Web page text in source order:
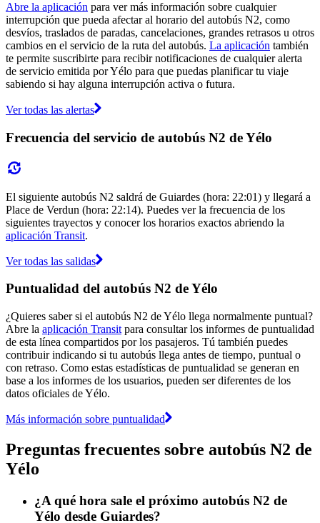
Abre la aplicación para ver más información sobre cualquier
interrupción que pueda afectar al horario del autobús N2, como
desvíos, traslados de paradas, cancelaciones, grandes retrasos u otros
cambios en el servicio de la ruta del autobús. La aplicación también
te permite suscribirte para recibir notificaciones de cualquier alerta
de servicio emitida por Yélo para que puedas planificar tu viaje
sabiendo si hay alguna interrupción activa o futura.
Ver todas las alertas
Frecuencia del servicio de autobús N2 de Yélo
El siguiente autobús N2 saldrá de Guiardes (hora: 22:01) y llegará a
Place de Verdun (hora: 22:14). Puedes ver la frecuencia de los
siguientes trayectos y conocer los horarios exactos abriendo la
aplicación Transit.
Ver todas las salidas
Puntualidad del autobús N2 de Yélo
¿Quieres saber si el autobús N2 de Yélo llega normalmente puntual?
Abre la aplicación Transit para consultar los informes de puntualidad
de esta línea compartidos por los pasajeros. Tú también puedes
contribuir indicando si tu autobús llega antes de tiempo, puntual o
con retraso. Como estas estadísticas de puntualidad se generan en
base a los informes de los usuarios, pueden ser diferentes de los
datos oficiales de Yélo.
Más información sobre puntualidad
Preguntas frecuentes sobre autobús N2 de
Yélo
¿A qué hora sale el próximo autobús N2 de
Yélo desde Guiardes?